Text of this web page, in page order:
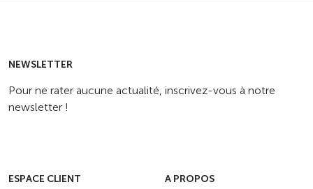
NEWSLETTER
Pour ne rater aucune actualité, inscrivez-vous à notre
newsletter !
ESPACE CLIENT A PROPOS